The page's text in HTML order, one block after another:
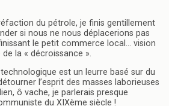
du pétrole, je finis gentillement
si nous ne nous déplacerions pas
le petit commerce local… vision
la « décroissance ».
est un leurre basé sur du
l’esprit des masses laborieuses
ô vache, je parlerais presque
du XIXème siècle !